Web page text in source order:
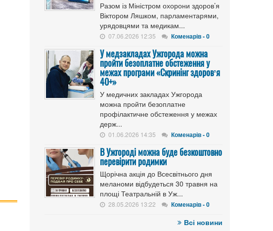
Разом із Міністром охорони здоров’я
Віктором Ляшком, парламентарями,
урядовцями та медикам...
07.06.2026 12:35 Коменарів - 0
У медзакладах Ужгорода можна
пройти безоплатне обстеження у
межах програми «Скринінг здоровʼя
40+»
У медичних закладах Ужгорода
можна пройти безоплатне
профілактичне обстеження у межах
держ...
01.06.2026 14:35 Коменарів - 0
В Ужгороді можна буде безкоштовно
перевірити родимки
Щорічна акція до Всесвітнього дня
меланоми відбудеться 30 травня на
площі Театральній в Уж...
28.05.2026 13:22 Коменарів - 0
Всі новини